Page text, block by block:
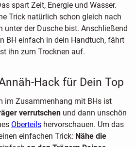
spart Zeit, Energie und Wasser.
Trick natürlich schon gleich nach
unter der Dusche bist. Anschließend
BH einfach in dein Handtuch, fährt
ihn zum Trocknen auf.
Hack für Dein Top
im Zusammenhang mit BHs ist
verrutschen und dann unschön
Oberteilshervorschauen. Um das
einfachen Trick: Nähe die